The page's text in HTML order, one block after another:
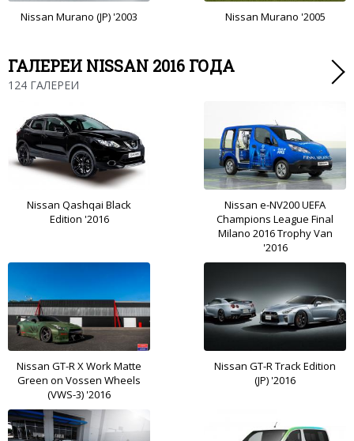
Nissan Murano (JP) '2003 Nissan Murano '2005
ГАЛЕРЕИ NISSAN 2016 ГОДА
124 ГАЛЕРЕИ
Nissan Qashqai Black
Edition '2016
Nissan e-NV200 UEFA
Champions League Final
Milano 2016 Trophy Van
'2016
Nissan GT-R X Work Matte
Green on Vossen Wheels
(VWS-3) '2016
Nissan GT-R Track Edition
(JP) '2016